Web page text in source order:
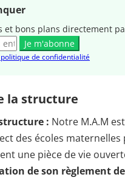
et bons plans directement
Je m'abonne
de confidentialité
la structure
: Notre M.A.M
des écoles
une pièce de vie
de son règlement